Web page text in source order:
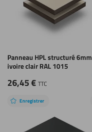
Panneau HPL structuré 6mm
ivoire clair RAL 1015
26,45€ TTC
Enregistrer